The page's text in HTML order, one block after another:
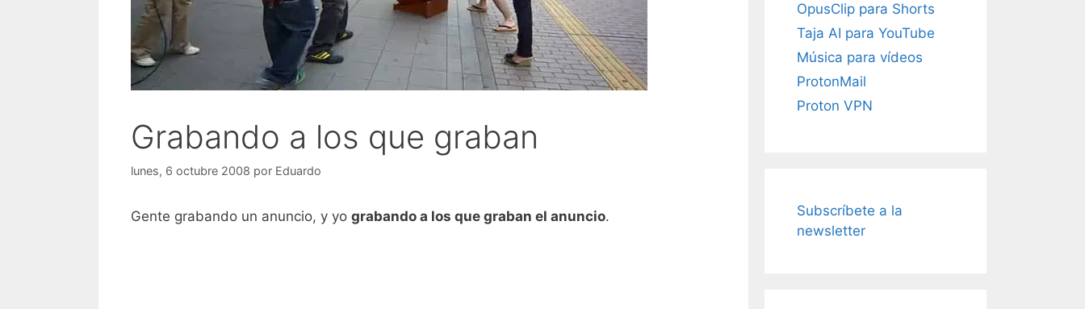
Grabando a los que graban
lunes, 6 octubre 2008 por Eduardo
Gente grabando un anuncio, y yo grabando a los que graban el anuncio.
OpusClip para Shorts
Taja AI para YouTube
Música para vídeos
ProtonMail
Proton VPN
Subscríbete a la
newsletter